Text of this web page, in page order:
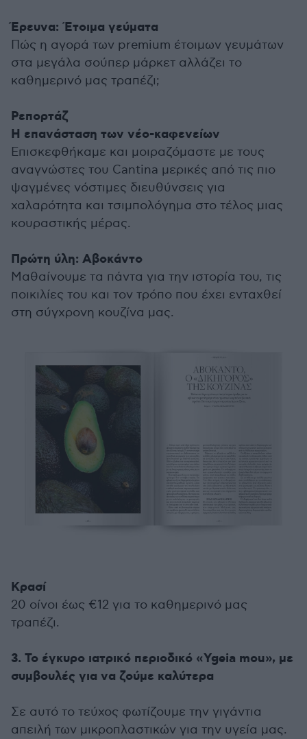
Έρευνα: Έτοιμα γεύματα
Πώς η αγορά των premium έτοιμων γευμάτων
στα μεγάλα σούπερ μάρκετ αλλάζει το
καθημερινό μας τραπέζι;
Ρεπορτάζ
Η επανάσταση των νέο-καφενείων
Επισκεφθήκαμε και μοιραζόμαστε με τους
αναγνώστες του Cantina μερικές από τις πιο
ψαγμένες νόστιμες διευθύνσεις για
χαλαρότητα και τσιμπολόγημα στο τέλος μιας
κουραστικής μέρας.
Πρώτη ύλη: Αβοκάντο
Μαθαίνουμε τα πάντα για την ιστορία του, τις
ποικιλίες του και τον τρόπο που έχει ενταχθεί
στη σύγχρονη κουζίνα μας.
Κρασί
20 οίνοι έως €12 για το καθημερινό μας
τραπέζι.
3. Το έγκυρο ιατρικό περιοδικό «Ygeia mou», με
συμβουλές για να ζούμε καλύτερα
Σε αυτό το τεύχος φωτίζουμε την γιγάντια
απειλή των μικροπλαστικών για την υγεία μας.